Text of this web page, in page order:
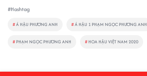
#Hashtag
#Á HẬU PHƯƠNG ANH #Á HẬU 1 PHẠM NGỌC PHƯƠNG ANH
# PHẠM NGỌC PHƯƠNG ANH # HOA HẬU VIỆT NAM 2020